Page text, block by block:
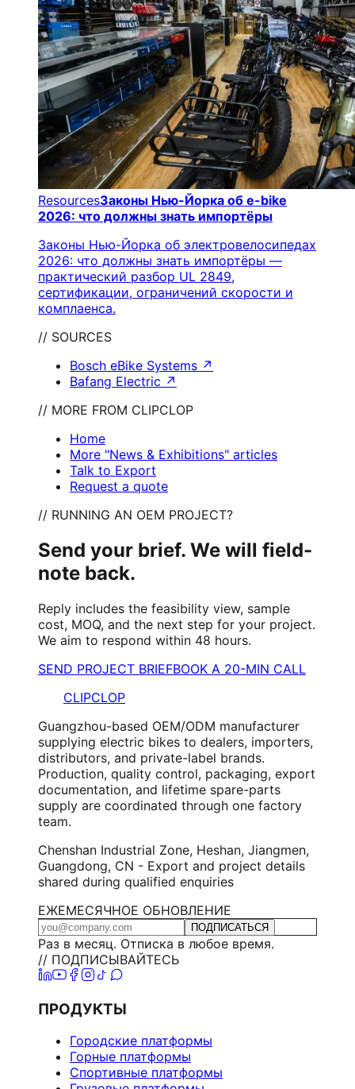
ResourcesЗаконы Нью-Йорка об e-bike
2026: что должны знать импортёры
Законы Нью-Йорка об электровелосипедах
2026: что должны знать импортёры —
практический разбор UL 2849,
сертификации, ограничений скорости и
комплаенса.
// SOURCES
Bosch eBike Systems ↗
Bafang Electric ↗
// MORE FROM CLIPCLOP
Home
More "News & Exhibitions" articles
Talk to Export
Request a quote
// RUNNING AN OEM PROJECT?
Send your brief. We will field-
note back.
Reply includes the feasibility view, sample
cost, MOQ, and the next step for your project.
We aim to respond within 48 hours.
SEND PROJECT BRIEFBOOK A 20-MIN CALL
CLIPCLOP
Guangzhou-based OEM/ODM manufacturer
supplying electric bikes to dealers, importers,
distributors, and private-label brands.
Production, quality control, packaging, export
documentation, and lifetime spare-parts
supply are coordinated through one factory
team.
Chenshan Industrial Zone, Heshan, Jiangmen,
Guangdong, CN - Export and project details
shared during qualified enquiries
ЕЖЕМЕСЯЧНОЕ ОБНОВЛЕНИЕ
ПОДПИСАТЬСЯ
Раз в месяц. Отписка в любое время.
// ПОДПИСЫВАЙТЕСЬ
ПРОДУКТЫ
Городские платформы
Горные платформы
Спортивные платформы